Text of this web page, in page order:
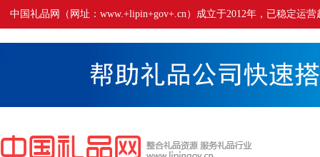
中国礼品网（网址：www.+lipin+gov+.cn）成立于2012年，已稳定运